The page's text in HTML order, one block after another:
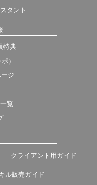
タント
特典
）
ジ
覧
クライアント用ガイド
ル販売ガイド